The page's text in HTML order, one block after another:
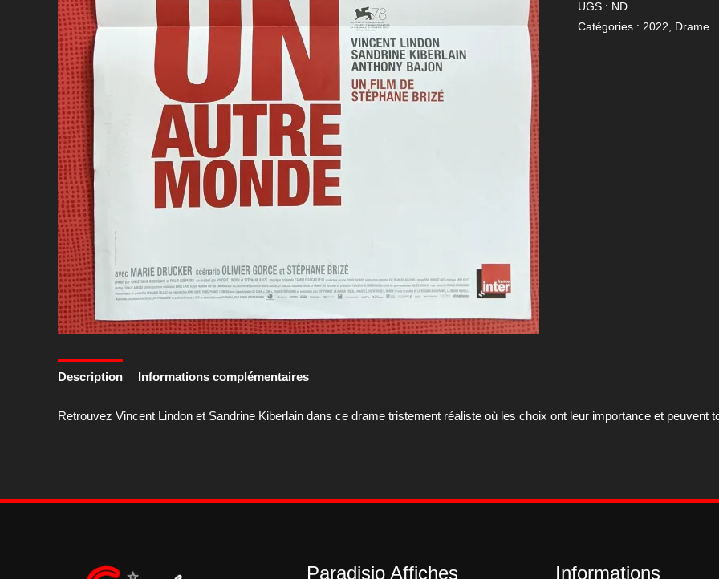
UGS : ND
Catégories : 2022, Drame
Description Informations complémentaires
Retrouvez Vincent Lindon et Sandrine Kiberlain dans ce drame tristement réaliste où les choix ont leur importance et peuvent
Paradisio Affiches Informations